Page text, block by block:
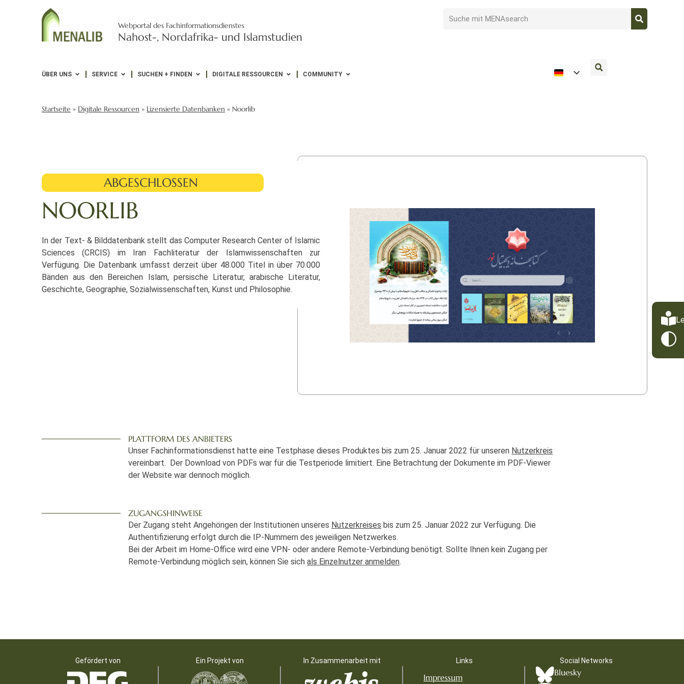
Webportal des Fachinformationsdienstes
Nahost-, Nordafrika- und Islamstudien
ÜBER UNS SERVICE SUCHEN + FINDEN DIGITALE RESSOURCEN COMMUNITY
Startseite » Digitale Ressourcen » Lizensierte Datenbanken » Noorlib
ABGESCHLOSSEN
NOORLIB
In der Text- & Bilddatenbank stellt das Computer Research Center of Islamic
Sciences (CRCIS) im Iran Fachliteratur der Islamwissenschaften zur
Verfügung. Die Datenbank umfasst derzeit über 48.000 Titel in über 70.000
Bänden aus den Bereichen Islam, persische Literatur, arabische Literatur,
Geschichte, Geographie, Sozialwissenschaften, Kunst und Philosophie.
PLATTFORM DES ANBIETERS
Unser Fachinformationsdienst hatte eine Testphase dieses Produktes bis zum 25. Januar 2022 für unseren Nutzerkreis
vereinbart. Der Download von PDFs war für die Testperiode limitiert. Eine Betrachtung der Dokumente im PDF-Viewer
der Website war dennoch möglich.
ZUGANGSHINWEISE
Der Zugang steht Angehörigen der Institutionen unseres Nutzerkreises bis zum 25. Januar 2022 zur Verfügung. Die
Authentifizierung erfolgt durch die IP-Nummern des jeweiligen Netzwerkes.
Bei der Arbeit im Home-Office wird eine VPN- oder andere Remote-Verbindung benötigt. Sollte Ihnen kein Zugang per
Remote-Verbindung möglich sein, können Sie sich als Einzelnutzer anmelden.
Gefördert von Ein Projekt von In Zusammenarbeit mit Links
Impressum
Social Networks
Bluesky